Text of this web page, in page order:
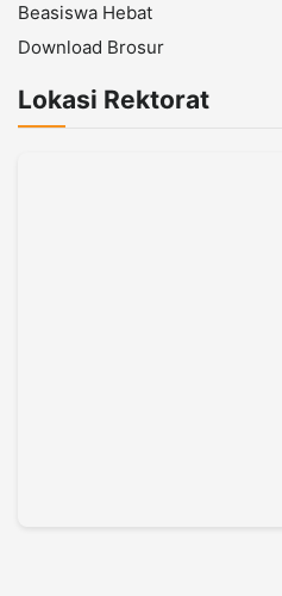
Beasiswa Hebat
Download Brosur
Lokasi Rektorat